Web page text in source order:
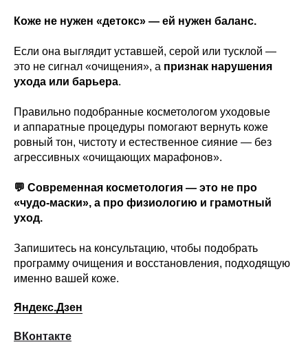
Коже не нужен «детокс» — ей нужен баланс.
Если она выглядит уставшей, серой или тусклой —
это не сигнал «очищения», а признак нарушения
ухода или барьера.
Правильно подобранные косметологом уходовые
и аппаратные процедуры помогают вернуть коже
ровный тон, чистоту и естественное сияние — без
агрессивных «очищающих марафонов».
💬 Современная косметология — это не про
«чудо-маски», а про физиологию и грамотный
уход.
Запишитесь на консультацию, чтобы подобрать
программу очищения и восстановления, подходящую
именно вашей коже.
Яндекс.Дзен
ВКонтакте